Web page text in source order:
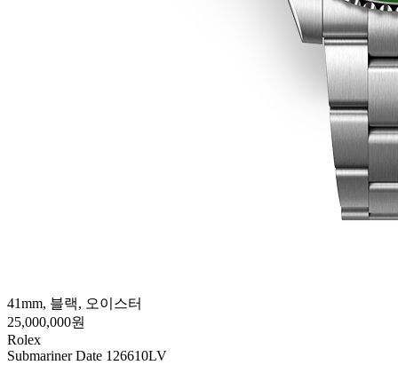
41mm, 블랙, 오이스터
25,000,000원
Rolex
Submariner Date 126610LV